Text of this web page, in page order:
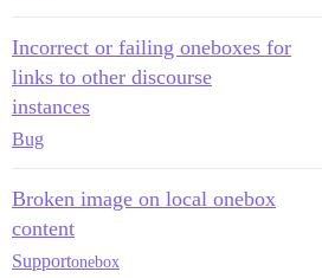
Incorrect or failing oneboxes for
links to other discourse
instances
Bug
Broken image on local onebox
content
Supportonebox